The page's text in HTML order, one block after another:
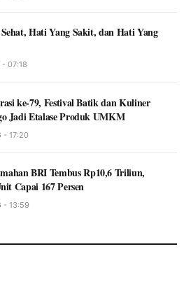
Hati Yang Sakit, dan Hati Yang
07:18
ke-79, Festival Batik dan Kuliner
Jadi Etalase Produk UMKM
- 17:20
BRI Tembus Rp10,6 Triliun,
Capai 167 Persen
- 13:59